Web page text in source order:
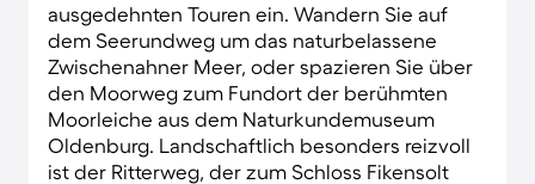
ausgedehnten Touren ein. Wandern Sie auf
dem Seerundweg um das naturbelassene
Zwischenahner Meer, oder spazieren Sie über
den Moorweg zum Fundort der berühmten
Moorleiche aus dem Naturkundemuseum
Oldenburg. Landschaftlich besonders reizvoll
ist der Ritterweg, der zum Schloss Fikensolt